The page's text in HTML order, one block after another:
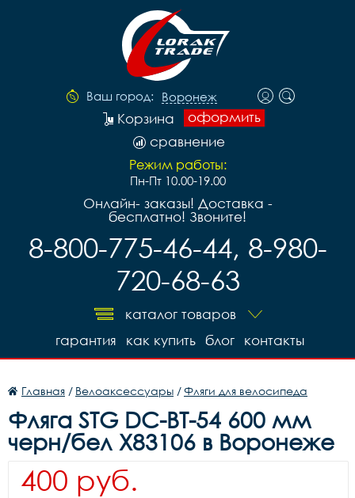
Ваш город: Воронеж
оформить
Корзина
сравнение
Режим работы:
Пн-Пт 10.00-19.00
Онлайн- заказы! Доставка -
бесплатно! Звоните!
8-800-775-46-44, 8-980-
720-68-63
каталог товаров
контакты
блог
как купить
гарантия
Главная / Велоаксессуары /Фляги для велосипеда
Фляга STG DC-BT-54 600 мм
черн/бел X83106 в Воронеже
400 руб.